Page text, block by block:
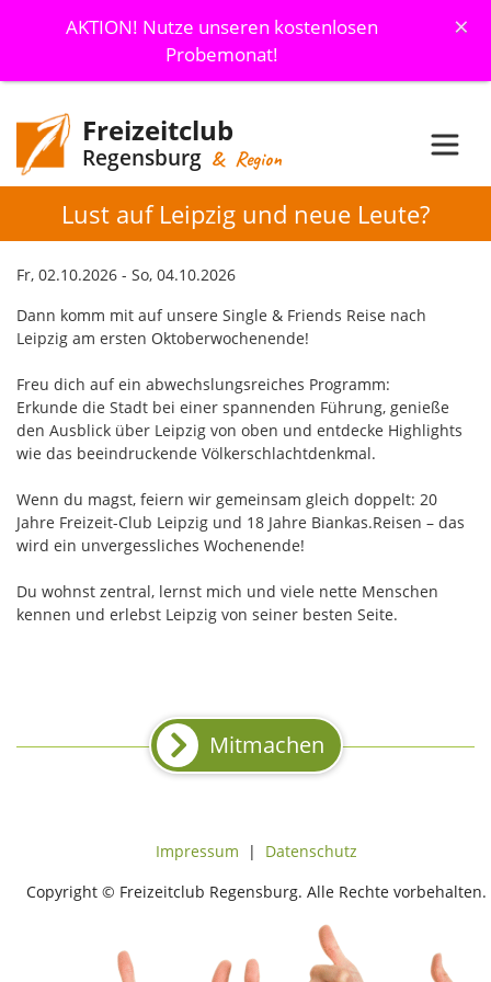
AKTION! Nutze unseren kostenlosen
Probemonat!
×
Freizeitclub
Regensburg & Region
Lust auf Leipzig und neue Leute?
Fr, 02.10.2026 - So, 04.10.2026
Dann komm mit auf unsere Single & Friends Reise nach
Leipzig am ersten Oktoberwochenende!
Freu dich auf ein abwechslungsreiches Programm:
Erkunde die Stadt bei einer spannenden Führung, genieße
den Ausblick über Leipzig von oben und entdecke Highlights
wie das beeindruckende Völkerschlachtdenkmal.
Wenn du magst, feiern wir gemeinsam gleich doppelt: 20
Jahre Freizeit-Club Leipzig und 18 Jahre Biankas.Reisen – das
wird ein unvergessliches Wochenende!
Du wohnst zentral, lernst mich und viele nette Menschen
kennen und erlebst Leipzig von seiner besten Seite.
Mitmachen
Impressum | Datenschutz
Copyright © Freizeitclub Regensburg. Alle Rechte vorbehalten.